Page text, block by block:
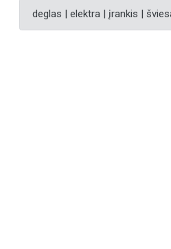
deglas | elektra | įrankis |